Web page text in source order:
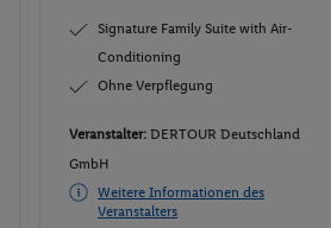
Signature Family Suite with Air-
Conditioning
Ohne Verpflegung
Veranstalter: DERTOUR Deutschland
GmbH
Weitere Informationen des
Veranstalters